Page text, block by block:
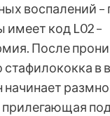
воспалений
имеет код L02 –
После
стафилококка в
начинает
прилегающая